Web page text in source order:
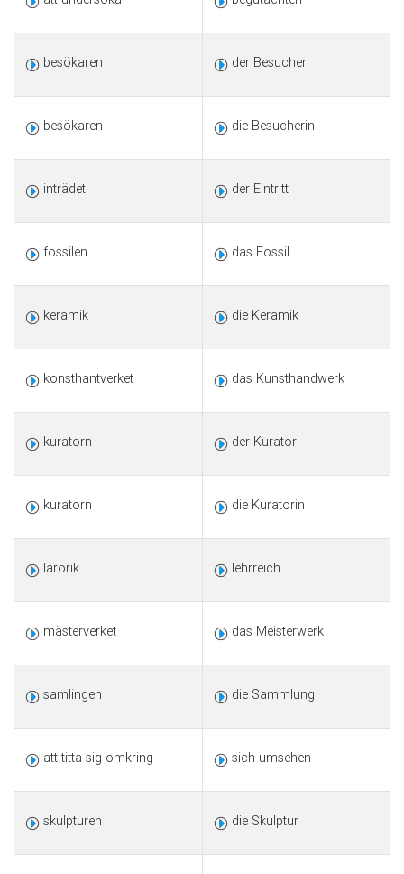
besökaren der Besucher
besökaren die Besucherin
inträdet der Eintritt
fossilen das Fossil
keramik die Keramik
konsthantverket das Kunsthandwerk
kuratorn der Kurator
kuratorn die Kuratorin
lärorik lehrreich
mästerverket das Meisterwerk
samlingen die Sammlung
att titta sig omkring sich umsehen
skulpturen die Skulptur